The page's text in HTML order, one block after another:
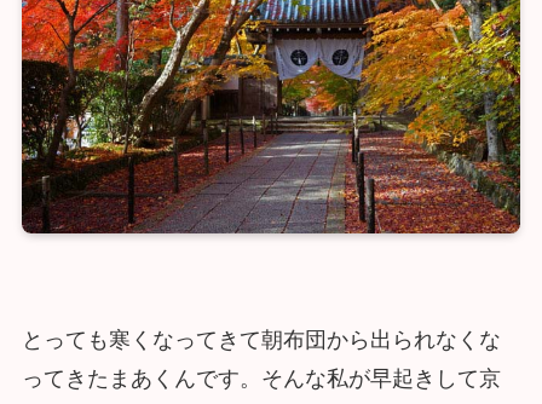
とっても寒くなってきて朝布団から出られなくな
ってきたまあくんです。そんな私が早起きして京